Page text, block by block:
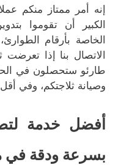
إنه أمر ممتاز منكم
الكبير أن تقوموا
الخاصة بأرقام
الاتصال بنا إذا
طارئو ستحصلون في
وصيانة ثلاجتكم، وفي
أفضل خدمة
بسرعة ودقة في